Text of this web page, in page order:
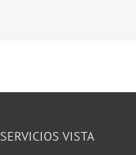
SERVICIOS VISTA